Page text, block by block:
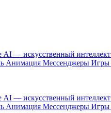
AI — искусственный интеллект
Анимация Мессенджеры Игры
AI — искусственный интеллект
Анимация Мессенджеры Игры